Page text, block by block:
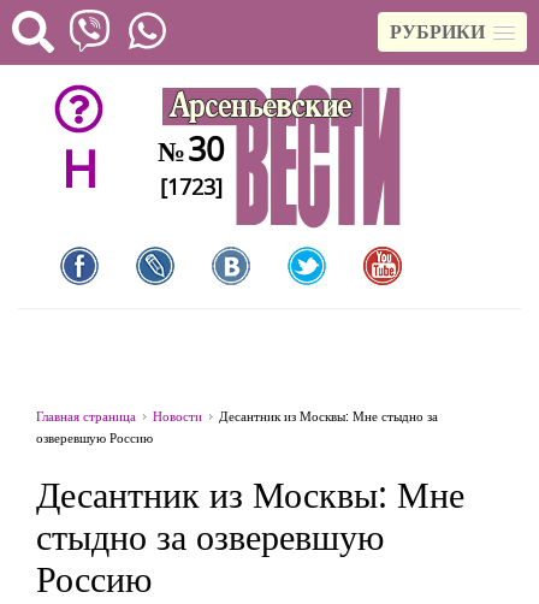
РУБРИКИ
H №30
[1723]
Главная страница Новости
Десантник из Москвы: Мне стыдно за
озверевшую Россию
Десантник из Москвы: Мне
стыдно за озверевшую
Россию